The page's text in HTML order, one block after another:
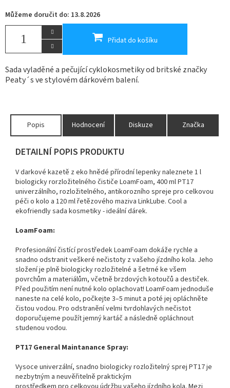
Můžeme doručit do: 13.8.2026
Přidat do košíku
Sada vyladěné a pečující cyklokosmetiky od britské značky
Peaty´s ve stylovém dárkovém balení.
Popis Hodnocení Diskuze Značka
DETAILNÍ POPIS PRODUKTU
V darkové kazetě z eko hnědé přírodní lepenky naleznete 1 l
biologicky rorzložitelného čističe LoamFoam, 400 ml PT17
univerzálního, rozložitelného, antikorozního spreje pro celkovou
péči o kolo a 120 ml řetězového maziva LinkLube. Cool a
ekofriendly sada kosmetiky - ideální dárek.
LoamFoam:
Profesionální čistící prostředek LoamFoam dokáže rychle a
snadno odstranit veškeré nečistoty z vašeho jízdního kola. Jeho
složení je plně biologicky rozložitelné a šetrné ke všem
povrchům a materiálům, včetně brzdových kotoučů a destiček.
Před použitím není nutné kolo oplachovat! LoamFoam jednoduše
naneste na celé kolo, počkejte 3–5 minut a poté jej opláchněte
čistou vodou. Pro odstranění velmi tvrdohlavých nečistot
doporučujeme použít jemný kartáč a následně opláchnout
studenou vodou.
PT17 General Maintanance Spray:
Vysoce univerzální, snadno biologicky rozložitelný sprej PT17 je
nezbytným a neuvěřitelně praktickým